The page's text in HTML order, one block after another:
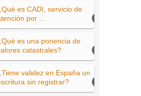
es CADI, servicio de
por ...
es una ponencia de
catastrales?
validez en España un
sin registrar?